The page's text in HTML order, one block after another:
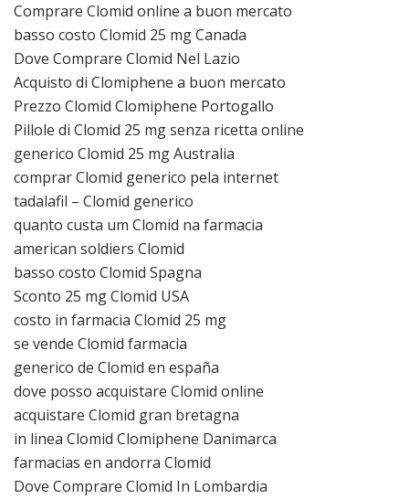
Comprare Clomid online a buon mercato
basso costo Clomid 25 mg Canada
Dove Comprare Clomid Nel Lazio
Acquisto di Clomiphene a buon mercato
Prezzo Clomid Clomiphene Portogallo
Pillole di Clomid 25 mg senza ricetta online
generico Clomid 25 mg Australia
comprar Clomid generico pela internet
tadalafil – Clomid generico
quanto custa um Clomid na farmacia
american soldiers Clomid
basso costo Clomid Spagna
Sconto 25 mg Clomid USA
costo in farmacia Clomid 25 mg
se vende Clomid farmacia
generico de Clomid en españa
dove posso acquistare Clomid online
acquistare Clomid gran bretagna
in linea Clomid Clomiphene Danimarca
farmacias en andorra Clomid
Dove Comprare Clomid In Lombardia